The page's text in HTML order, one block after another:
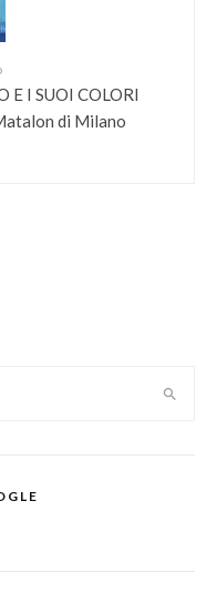
E I SUOI COLORI
di Milano